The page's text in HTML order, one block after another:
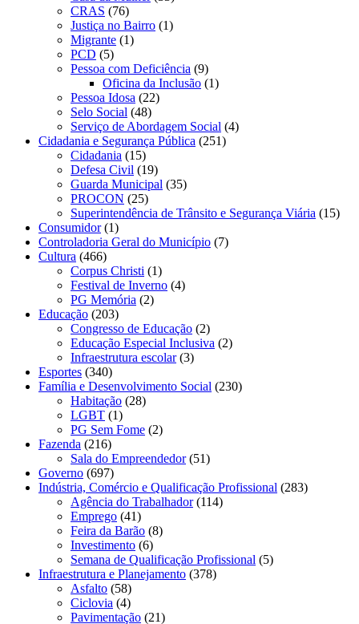
CRAS (76)
Justiça no Bairro (1)
Migrante (1)
PCD (5)
Pessoa com Deficiência (9)
Oficina da Inclusão (1)
Pessoa Idosa (22)
Selo Social (48)
Serviço de Abordagem Social (4)
Cidadania e Segurança Pública (251)
Cidadania (15)
Defesa Civil (19)
Guarda Municipal (35)
PROCON (25)
Superintendência de Trânsito e Segurança Viária (15)
Consumidor(1)
Controladoria Geral do Município (7)
Cultura (466)
Corpus Christi (1)
Festival de Inverno (4)
PG Memória (2)
Educação (203)
Congresso de Educação (2)
Educação Especial Inclusiva (2)
Infraestrutura escolar(3)
Esportes (340)
Família e Desenvolvimento Social (230)
Habitação (28)
LGBT (1)
PG Sem Fome (2)
Fazenda (216)
Sala do Empreendedor(51)
Governo (697)
Indústria, Comércio e Qualificação Profissional (283)
Agência do Trabalhador(114)
Emprego (41)
Feira da Barão (8)
Investimento (6)
Semana de Qualificação Profissional (5)
Infraestrutura e Planejamento (378)
Asfalto (58)
Ciclovia (4)
Pavimentação (21)